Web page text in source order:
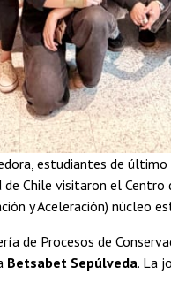
estudiantes de
de Chile visitaron el
y Aceleración) núcleo
de Procesos de
Betsabet Sepúlveda. La